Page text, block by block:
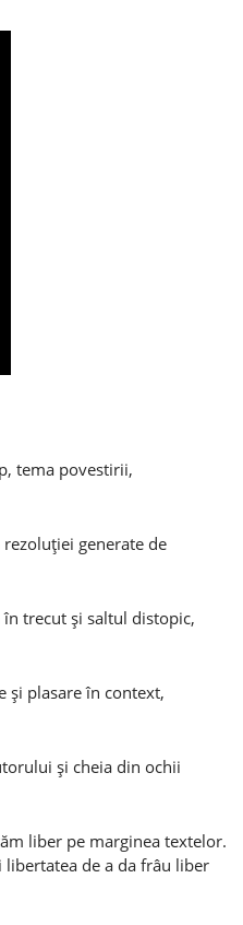
tema povestirii,
generate de
trecut şi saltul distopic,
şi plasare în context,
şi cheia din ochii
liber pe marginea textelor.
de a da frâu liber